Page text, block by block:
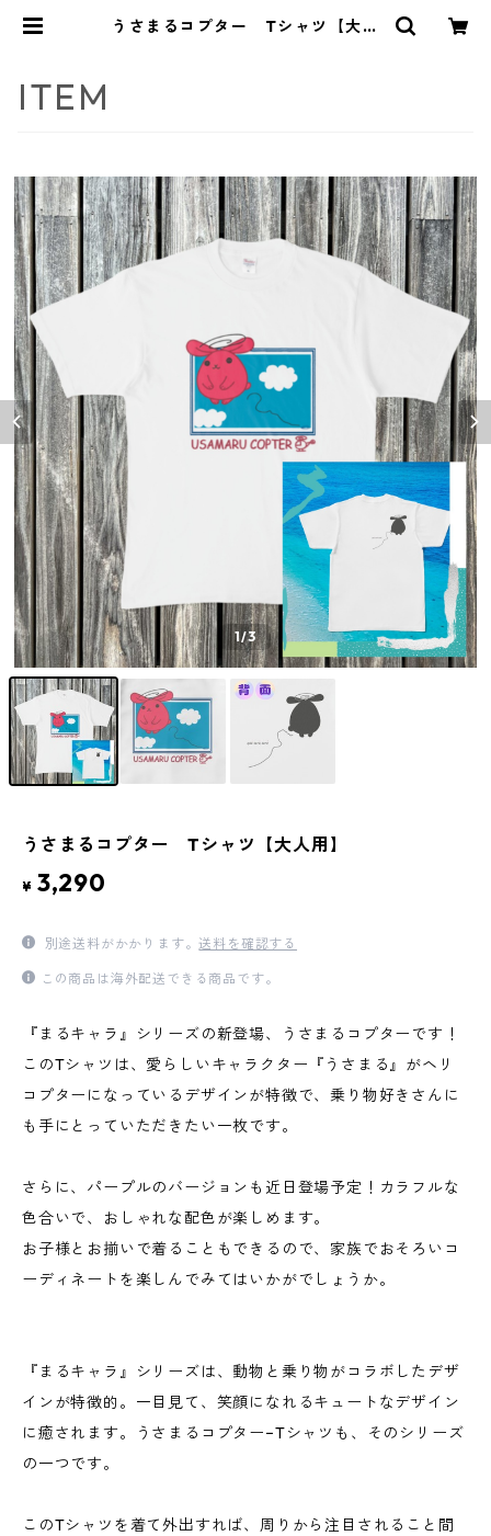
うさまるコプター Tシャツ【大人
ITEM
1/3
うさまるコプター Tシャツ【大人用】
¥ 3,290
別途送料がかかります。送料を確認する
この商品は海外配送できる商品です。
『まるキャラ』シリーズの新登場、うさまるコプターです！
このTシャツは、愛らしいキャラクター『うさまる』がヘリ
コプターになっているデザインが特徴で、乗り物好きさんに
も手にとっていただきたい一枚です。
さらに、パープルのバージョンも近日登場予定！カラフルな
色合いで、おしゃれな配色が楽しめます。
お子様とお揃いで着ることもできるので、家族でおそろいコ
ーディネートを楽しんでみてはいかがでしょうか。
『まるキャラ』シリーズは、動物と乗り物がコラボしたデザ
インが特徴的。一目見て、笑顔になれるキュートなデザイン
に癒されます。うさまるコプター−Tシャツも、そのシリーズ
の一つです。
このTシャツを着て外出すれば、周りから注目されること間